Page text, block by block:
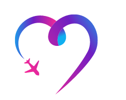
contenu
(Pressez
Entrée)